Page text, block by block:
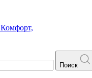
Комфорт,
Поиск